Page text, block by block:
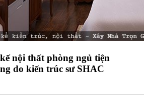
nội thất phòng ngủ tiện
do kiến trúc sư SHAC